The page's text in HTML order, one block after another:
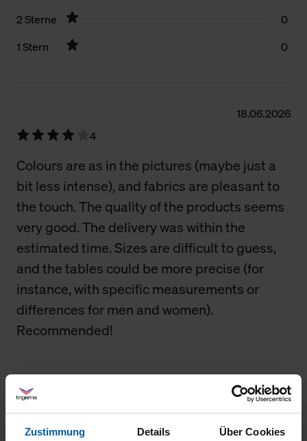
Zustimmung Details Über Cookies
2 Sterne
0
1 Stern
0
18.06.2026
4
Colours are as in the pictures (maybe just a
bit less intense), and fabrics are pleasant to
the touch. The quality of the products seems
very good. The delivery was within the
estimated time. Sizes are difficult to guess,
and the tables could be more precise (for
instance, with specific measurements or
differences for men and women).
Recommended!
18.03.2026